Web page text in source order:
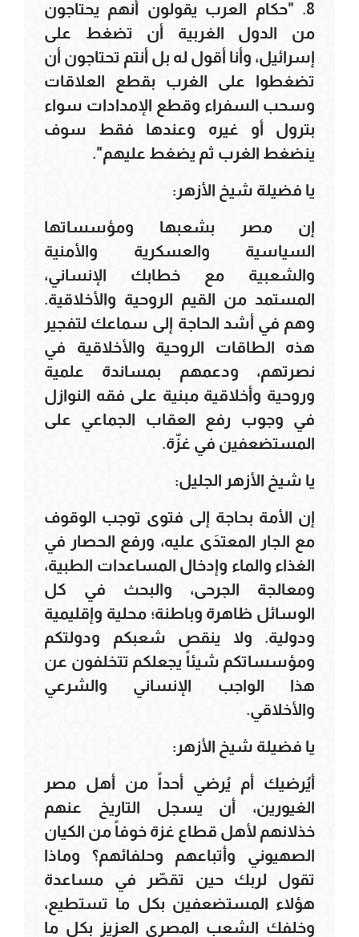
8. "حكام العرب يقولون أنهم يحتاجون
من الدول الغربية أن تضغط على
إسرائيل، وأنا أقول له بل أنتم تحتاجون أن
تضغطوا على الغرب بقطع العلاقات
وسحب السفراء وقطع الإمدادات سواء
بترول أو غيره وعندها فقط سوف
ينضغط الغرب ثم يضغط عليهم".
يا فضيلة شيخ الأزهر:
إن مصر بشعبها ومؤسساتها
السياسية والعسكرية والأمنية
والشعبية مع خطابك الإنساني،
المستمد من القيم الروحية والأخلاقية.
وهم في أشد الحاجة إلى سماعك لتفجير
هذه الطاقات الروحية والأخلاقية في
نصرتهم، ودعمهم بمساندة علمية
وروحية وأخلاقية مبنية على فقه النوازل
في وجوب رفع العقاب الجماعي على
المستضعفين في غزّة.
يا شيخ الأزهر الجليل:
إن الأمة بحاجة إلى فتوى توجب الوقوف
مع الجار المعتدَى عليه، ورفع الحصار في
الغذاء والماء وإدخال المساعدات الطبية،
ومعالجة الجرحى، والبحث في كل
الوسائل ظاهرة وباطنة؛ محلية وإقليمية
ودولية. ولا ينقص شعبكم ودولتكم
ومؤسساتكم شيئاً يجعلكم تتخلفون عن
هذا الواجب الإنساني والشرعي
والأخلاقي.
يا فضيلة شيخ الأزهر:
أيُرضيك أم يُرضي أحداً من أهل مصر
الغيورين، أن يسجل التاريخ عنهم
خذلانهم لأهل قطاع غزة خوفاً من الكيان
الصهيوني وأتباعهم وحلفائهم؟ وماذا
تقول لربك حين تقصّر في مساعدة
هؤلاء المستضعفين بكل ما تستطيع،
وخلفك الشعب المصري العزيز بكل ما